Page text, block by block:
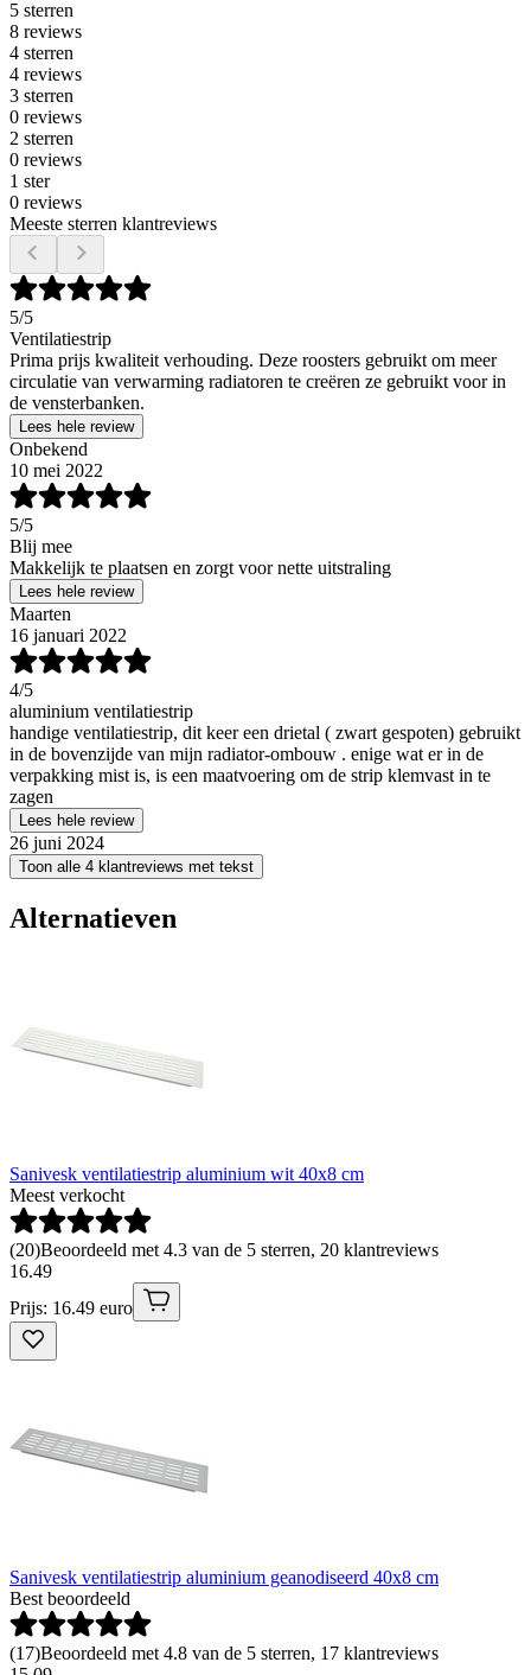
5 sterren
8 reviews
4 sterren
4 reviews
3 sterren
0 reviews
2 sterren
0 reviews
1 ster
0 reviews
Meeste sterren klantreviews
5/5
Ventilatiestrip
Prima prijs kwaliteit verhouding. Deze roosters gebruikt om meer
circulatie van verwarming radiatoren te creëren ze gebruikt voor in
de vensterbanken.
Lees hele review
Onbekend
10 mei 2022
5/5
Blij mee
Makkelijk te plaatsen en zorgt voor nette uitstraling
Lees hele review
Maarten
16 januari 2022
4/5
aluminium ventilatiestrip
handige ventilatiestrip, dit keer een drietal ( zwart gespoten) gebruikt
in de bovenzijde van mijn radiator-ombouw . enige wat er in de
verpakking mist is, is een maatvoering om de strip klemvast in te
zagen
Lees hele review
26 juni 2024
Toon alle 4 klantreviews met tekst
Alternatieven
Sanivesk ventilatiestrip aluminium wit 40x8 cm
Meest verkocht
(20)Beoordeeld met 4.3 van de 5 sterren, 20 klantreviews
16.49
Prijs: 16.49 euro
Sanivesk ventilatiestrip aluminium geanodiseerd 40x8 cm
Best beoordeeld
(17)Beoordeeld met 4.8 van de 5 sterren, 17 klantreviews